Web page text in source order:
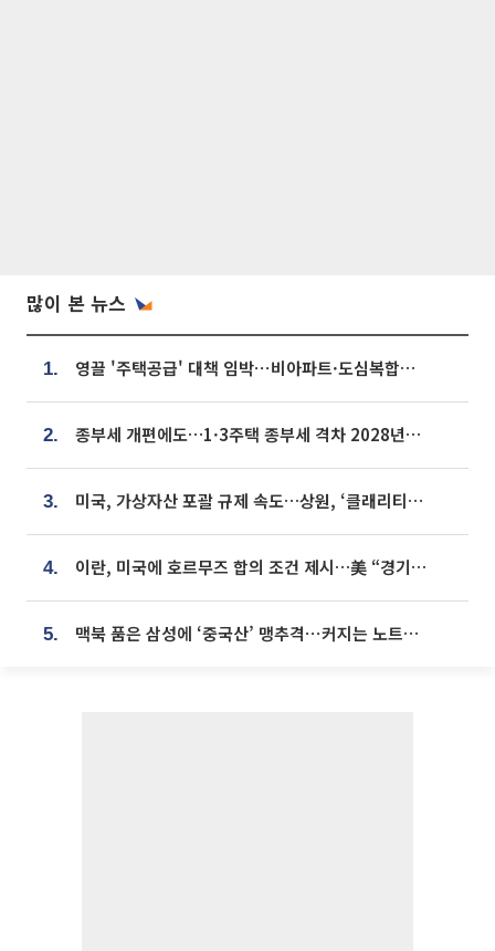
많이 본 뉴스
1. 영끌 '주택공급' 대책 임박⋯비아파트·도심복합까지 총동원
2. 종부세 개편에도…1·3주택 종부세 격차 2028년부터 확대
3. 미국, 가상자산 포괄 규제 속도…상원, ‘클래리티법’ 9월 절차투표 추진
4. 이란, 미국에 호르무즈 합의 조건 제시…美 “경기 아직 안 끝나” [종합]
5. 맥북 품은 삼성에 ‘중국산’ 맹추격⋯커지는 노트북 OLED 시장